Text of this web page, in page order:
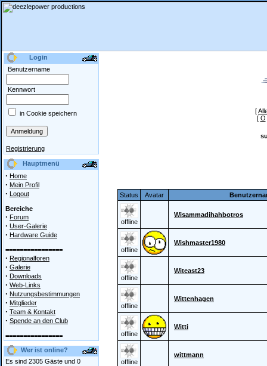
Login
Benutzername
Kennwort
in Cookie speichern
Registrierung
Hauptmenü
· Home
· Mein Profil
· Logout
Bereiche
· Forum
· User-Galerie
· Hardware Guide
================
· Regionalforen
· Galerie
· Downloads
· Web-Links
· Nutzungsbestimmungen
· Mitglieder
· Team & Kontakt
· Spende an den Club
================
Wer ist online?
Es sind 2305 Gäste und 0
[
[ O
Status Avatar
offline
Wisammadihahbotros
offline
Wishmaster1980
offline
Witeast23
offline
Wittenhagen
offline
Witti
offline
wittmann